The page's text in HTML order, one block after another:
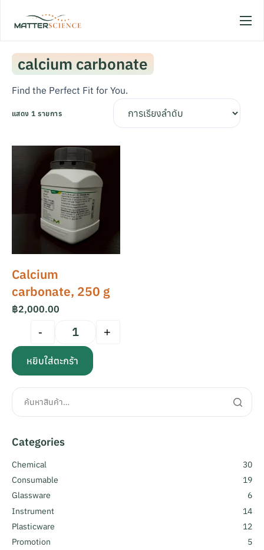
Shop
Promotion
About
calcium carbonate
Find the Perfect Fit for You.
แสดง 1 รายการ
Calcium
carbonate, 250 g
฿2,000.00
- +
หยิบใส่ตะกร้า
Categories
Chemical
30
Consumable
19
Glassware
6
Instrument
14
Plasticware
12
Promotion
5